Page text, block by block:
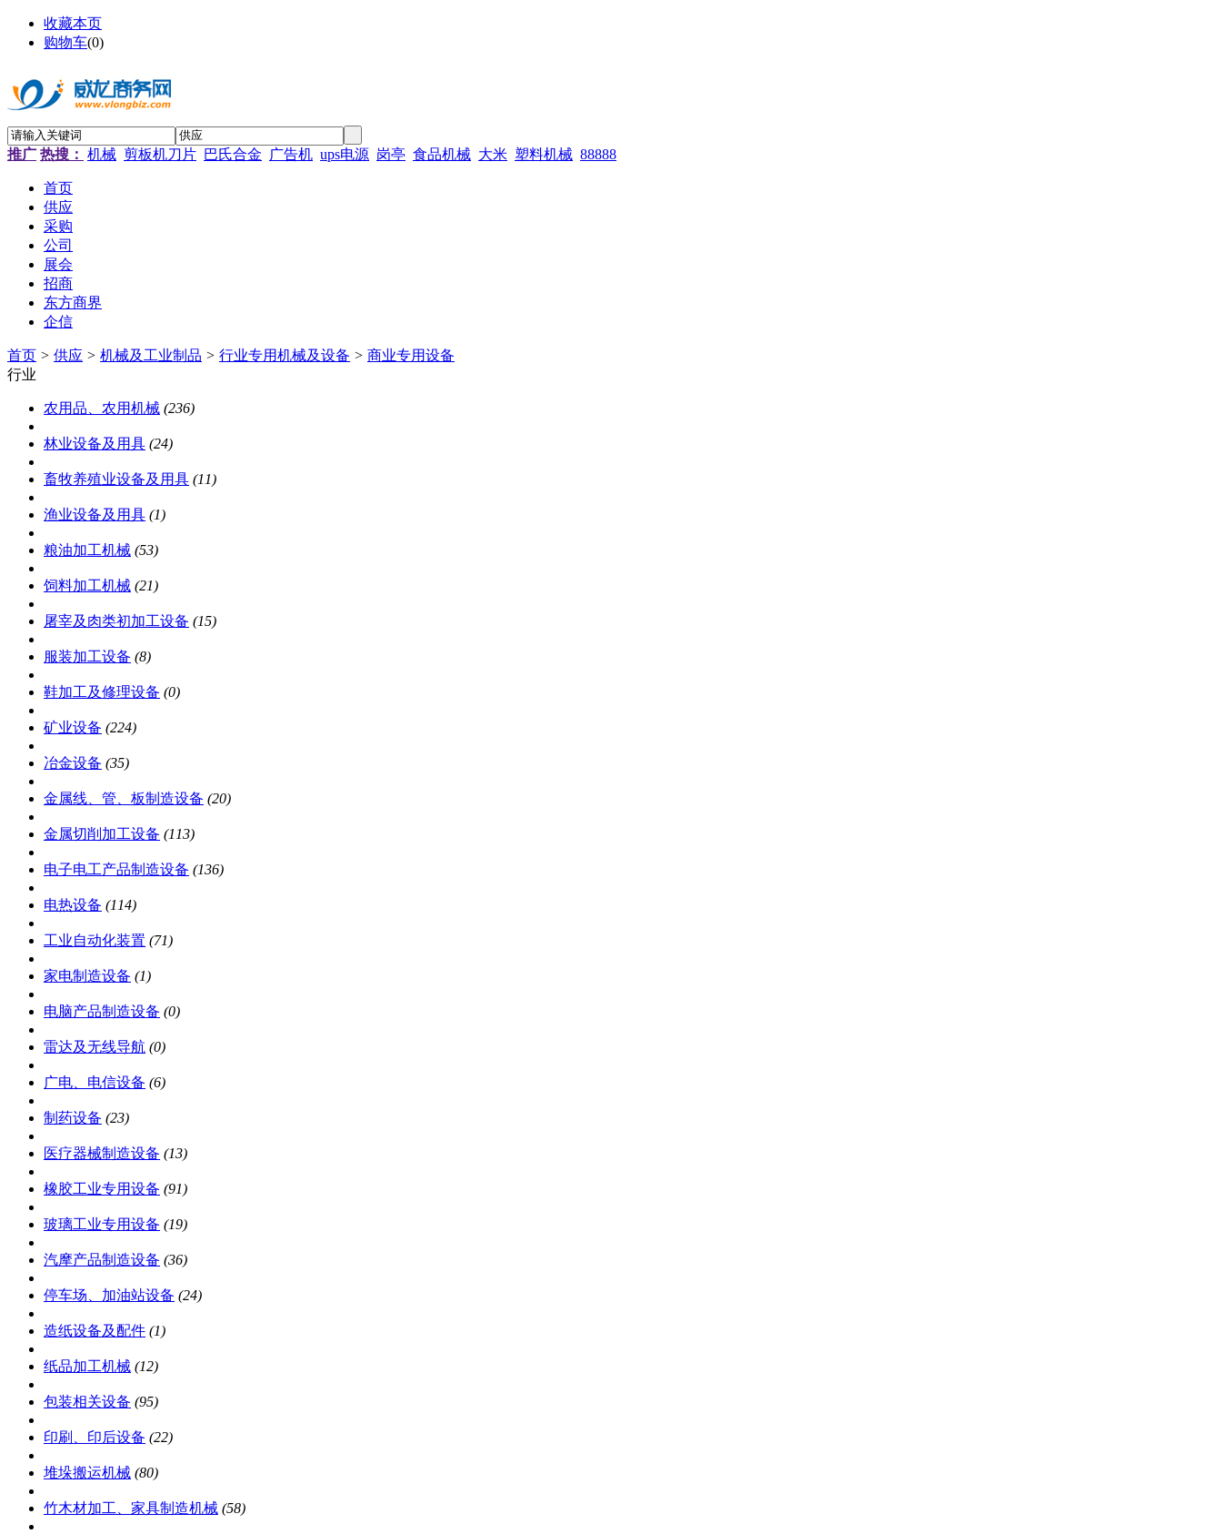
收藏本页
购物车(0)
推广 热搜： 机械 剪板机刀片 巴氏合金 广告机 ups电源 岗亭 食品机械 大米 塑料机械 88888
首页
供应
采购
公司
展会
招商
东方商界
企信
首页 > 供应 > 机械及工业制品 > 行业专用机械及设备 > 商业专用设备
行业
农用品、农用机械 (236)
林业设备及用具 (24)
畜牧养殖业设备及用具 (11)
渔业设备及用具 (1)
粮油加工机械 (53)
饲料加工机械 (21)
屠宰及肉类初加工设备 (15)
服装加工设备 (8)
鞋加工及修理设备 (0)
矿业设备 (224)
冶金设备 (35)
金属线、管、板制造设备 (20)
金属切削加工设备 (113)
电子电工产品制造设备 (136)
电热设备 (114)
工业自动化装置 (71)
家电制造设备 (1)
电脑产品制造设备 (0)
雷达及无线导航 (0)
广电、电信设备 (6)
制药设备 (23)
医疗器械制造设备 (13)
橡胶工业专用设备 (91)
玻璃工业专用设备 (19)
汽摩产品制造设备 (36)
停车场、加油站设备 (24)
造纸设备及配件 (1)
纸品加工机械 (12)
包装相关设备 (95)
印刷、印后设备 (22)
堆垛搬运机械 (80)
竹木材加工、家具制造机械 (58)